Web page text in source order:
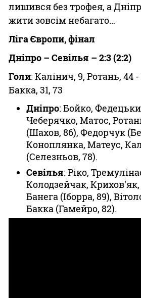
лишився без трофея, а
жити зовсім небагато…
Ліга Європи, фінал
Дніпро – Севілья – 2:3 (2:2)
Голи: Калінич, 9, Ротань, 44
Бакка, 31, 73
Дніпро: Бойко,
Чеберячко, Матос,
(Шахов, 86), Федорчук
Коноплянка, Матеус,
(Селезньов, 78).
Севілья: Ріко,
Колодзейчак, Крихов'як,
Банега (Іборра, 89),
Бакка (Гамейро, 82).